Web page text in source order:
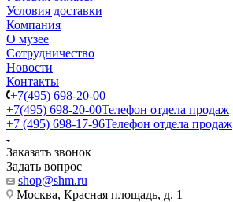
Условия доставки
Компания
О музее
Сотрудничество
Новости
Контакты
+7(495) 698-20-00
+7(495) 698-20-00Телефон отдела продаж
+7 (495) 698-17-96Телефон отдела продаж
Заказать звонок
Задать вопрос
shop@shm.ru
Москва, Красная площадь, д. 1